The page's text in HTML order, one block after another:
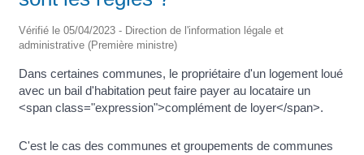
Vérifié le 05/04/2023 - Direction de l'information légale et
administrative (Première ministre)
Dans certaines communes, le propriétaire d'un logement loué
avec un bail d'habitation peut faire payer au locataire un
<span class="expression">complément de loyer</span>.
C'est le cas des communes et groupements de communes